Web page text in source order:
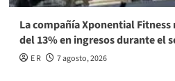
La compañía Xponential
del 13% en ingresos durante el
E R 7 agosto, 2026